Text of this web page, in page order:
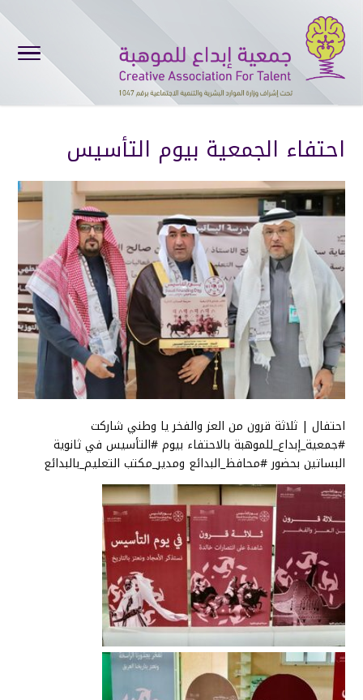
احتفاء الجمعية بيوم التأسيس
احتفال | ثلاثة قرون من العز والفخر يا وطني شاركت
#جمعية_إبداع_للموهبة بالاحتفاء بيوم#التأسيس في ثانوية
البساتين بحضور#محافظ_البدائع ومدير_مكتب التعليم_بالبدائع